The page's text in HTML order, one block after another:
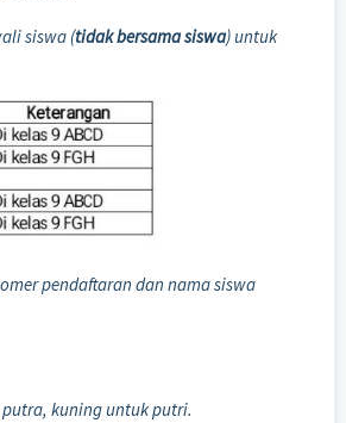
siswa (tidak bersama siswa) untuk
pendaftaran dan nama siswa
kuning untuk putri.